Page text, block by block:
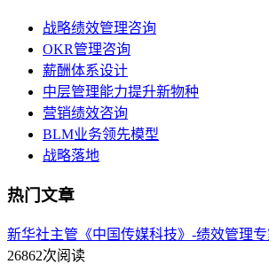
战略绩效管理咨询
OKR管理咨询
薪酬体系设计
中层管理能力提升新物种
营销绩效咨询
BLM业务领先模型
战略落地
热门文章
新华社主管《中国传媒科技》-绩效管理
26862次阅读